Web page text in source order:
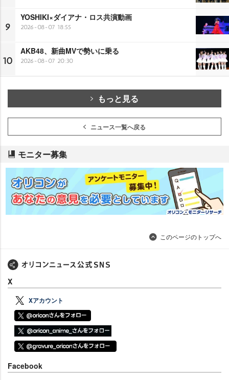
9
YOSHIKI×ダイアナ・ロス共演動画
2026-08-07 18:55
10
AKB48、新曲MVで勢いに乗る
2026-08-07 20:30
もっと見る
ニュース一覧へ戻る
モニター募集
このページのトップへ
X
Xアカウント
Facebook